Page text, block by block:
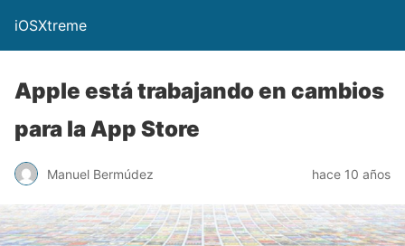
iOSXtreme
Apple está trabajando en cambios
para la App Store
Manuel Bermúdez hace 10 años